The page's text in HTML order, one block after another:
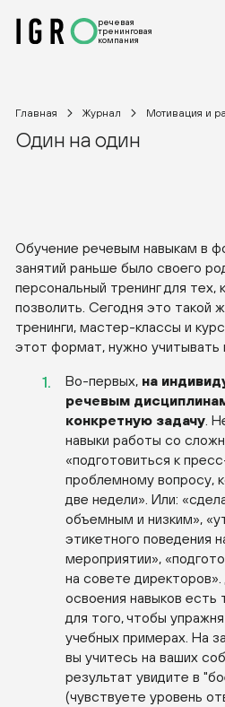
речевая
тренинговая
компания
Главная Журнал Мотивация и
Один на один
Обучение речевым навыкам в
занятий раньше было своего
персональный тренинг для
позволить. Сегодня это такой
тренинги, мастер-классы и
этот формат, нужно учитывать
Во-первых, на
речевым
конкретную задачу .
навыки работы со
«подготовиться к
проблемному вопросу,
две недели». Или:
объемным и низким»,
этикетного поведения
мероприятии»,
на совете
освоения навыков есть
для того, чтобы
учебных примерах. На
вы учитесь на ваших
результат увидите в
(чувствуете уровень